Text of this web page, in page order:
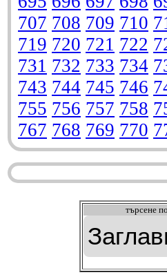
707 708 709 710
719 720 721 722
731 732 733 734
743 744 745 746
755 756 757 758
767 768 769 770
търсeне по